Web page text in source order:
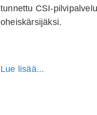
tunnettu CSI-
oheiskärsijäksi.
Lue lisää...